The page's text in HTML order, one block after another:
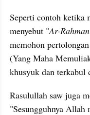
Seperti contoh ketika
menyebut "Ar-Rahman
memohon
(Yang Maha
khusyuk dan terkabul
Rasulullah saw juga
"Sesungguhnya